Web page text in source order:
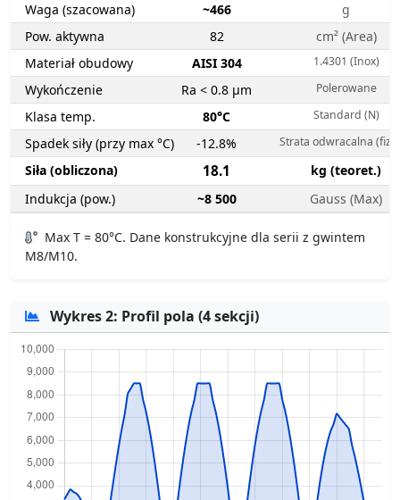
Waga (szacowana) ~466
g
Pow. aktywna
82
cm² (Area)
Materiał obudowy
AISI 304 1.4301 (Inox)
Wykończenie Ra < 0.8 µm Polerowane
Klasa temp. 80°C Standard (N)
Spadek siły (przy max °C) -12.8% Strata odwracalna
Siła (obliczona) 18.1
kg (teoret.)
Indukcja (pow.)
~8 500 Gauss (Max)
Max T = 80°C. Dane konstrukcyjne dla serii z gwintem
M8/M10.
Wykres 2: Profil pola (4 sekcji)